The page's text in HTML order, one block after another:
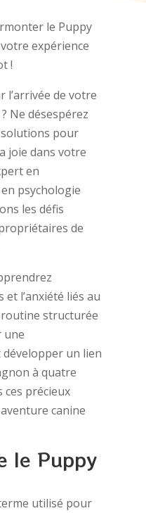
le Puppy
expérience
!
l’arrivée de votre
Ne désespérez
solutions pour
joie dans votre
en
psychologie
les défis
de
l’anxiété liés au
structurée
une
un lien
à quatre
ces précieux
canine
le Puppy
utilisé pour